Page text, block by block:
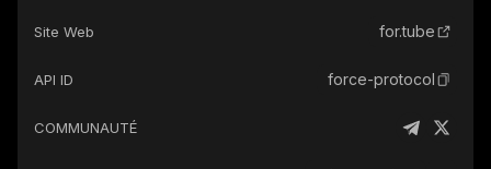
Site Web for.tube
API ID force-protocol
COMMUNAUTÉ